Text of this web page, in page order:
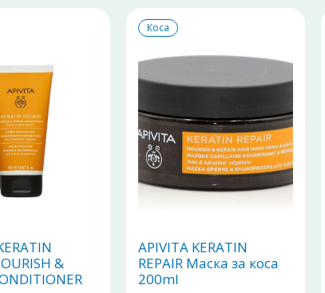
&
Коса
APIVITA KERATIN
REPAIR Маска за коса
200ml